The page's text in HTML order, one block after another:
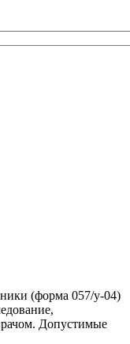
(форма 057/у-04)
Допустимые